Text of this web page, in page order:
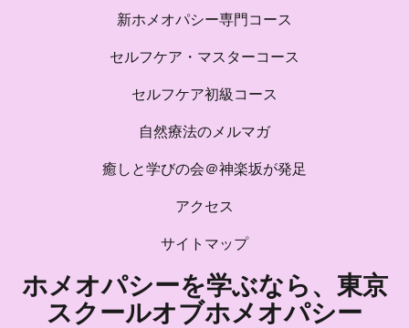
新ホメオパシー専門コース
セルフケア・マスターコース
セルフケア初級コース
自然療法のメルマガ
癒しと学びの会＠神楽坂が発足
アクセス
サイトマップ
ホメオパシーを学ぶなら、東京
スクールオブホメオパシー